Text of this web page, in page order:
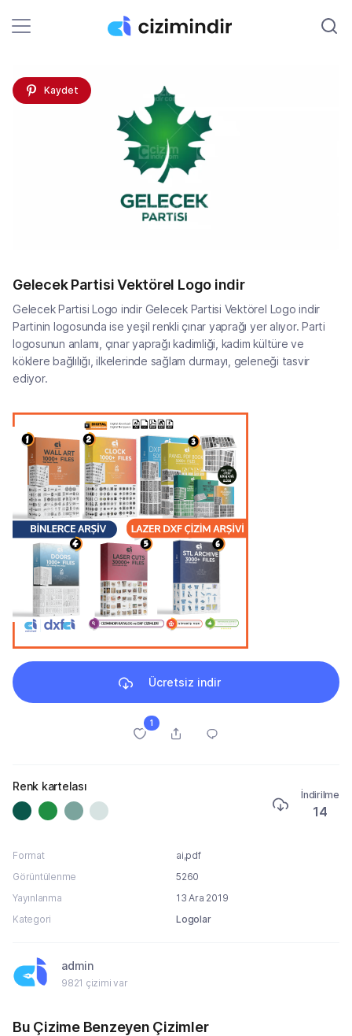
Kaydet
Gelecek Partisi Vektörel Logo indir
Gelecek Partisi Logo indir Gelecek Partisi Vektörel Logo indir
Partinin logosunda ise yeşil renkli çınar yaprağı yer alıyor. Parti
logosunun anlamı, çınar yaprağı kadimliği, kadim kültüre ve
köklere bağlılığı, ilkelerinde sağlam durmayı, geleneği tasvir
ediyor.
Ücretsiz indir
1
Renk kartelası
İndirilme
14
Format
ai,pdf
Görüntülenme
5260
Yayınlanma
13 Ara 2019
Kategori
Logolar
admin
9821 çizimi var
Bu Çizime Benzeyen Çizimler